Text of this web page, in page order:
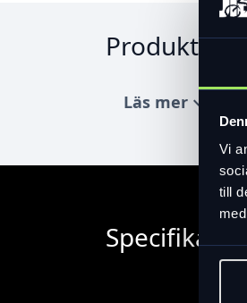
Vi
till
Läs mer expand_more